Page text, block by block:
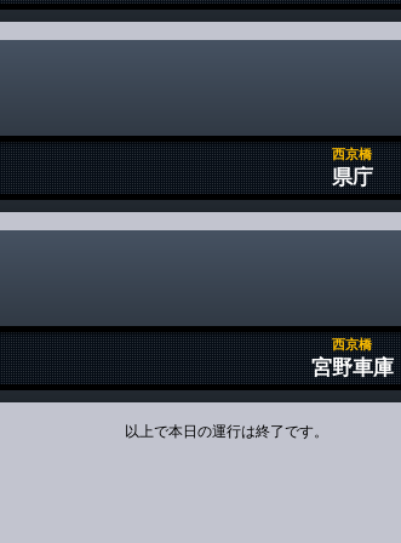
西京橋
県庁
西京橋
宮野車庫
以上で本日の運行は終了です。